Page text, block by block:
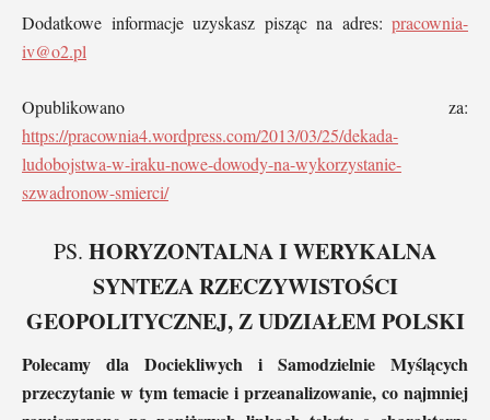
Dodatkowe informacje uzyskasz pisząc na adres: pracownia-
iv@o2.pl
Opublikowano za:
https://pracownia4.wordpress.com/2013/03/25/dekada-
ludobojstwa-w-iraku-nowe-dowody-na-wykorzystanie-
szwadronow-smierci/
PS. HORYZONTALNA I WERYKALNA
SYNTEZA RZECZYWISTOŚCI
GEOPOLITYCZNEJ, Z UDZIAŁEM POLSKI
Polecamy dla Dociekliwych i Samodzielnie Myślących
przeczytanie w tym temacie i przeanalizowanie, co najmniej